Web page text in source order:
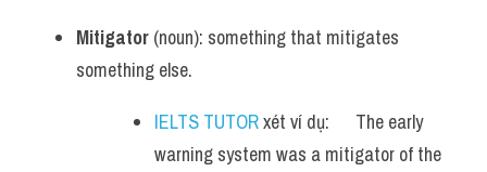
Mitigator (noun): something that mitigates
something else.
IELTS TUTOR xét ví dụ:      The early
warning system was a mitigator of the